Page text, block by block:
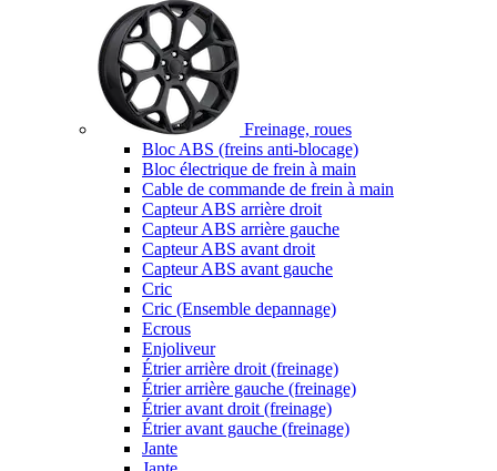
Freinage, roues
Bloc ABS (freins anti-blocage)
Bloc électrique de frein à main
Cable de commande de frein à main
Capteur ABS arrière droit
Capteur ABS arrière gauche
Capteur ABS avant droit
Capteur ABS avant gauche
Cric
Cric (Ensemble depannage)
Ecrous
Enjoliveur
Étrier arrière droit (freinage)
Étrier arrière gauche (freinage)
Étrier avant droit (freinage)
Étrier avant gauche (freinage)
Jante